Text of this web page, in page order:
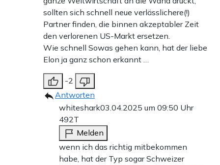
sollten sich schnell neue verlässlichere(!)
Partner finden, die binnen akzeptabler Zeit
den verlorenen US-Markt ersetzen.
Wie schnell Sowas gehen kann, hat der liebe
Elon ja ganz schon erkannt …
-2
Antworten
whiteshark03.04.2025 um 09:50 Uhr
492T
Melden
wenn ich das richtig mitbekommen
habe, hat der Typ sogar Schweizer